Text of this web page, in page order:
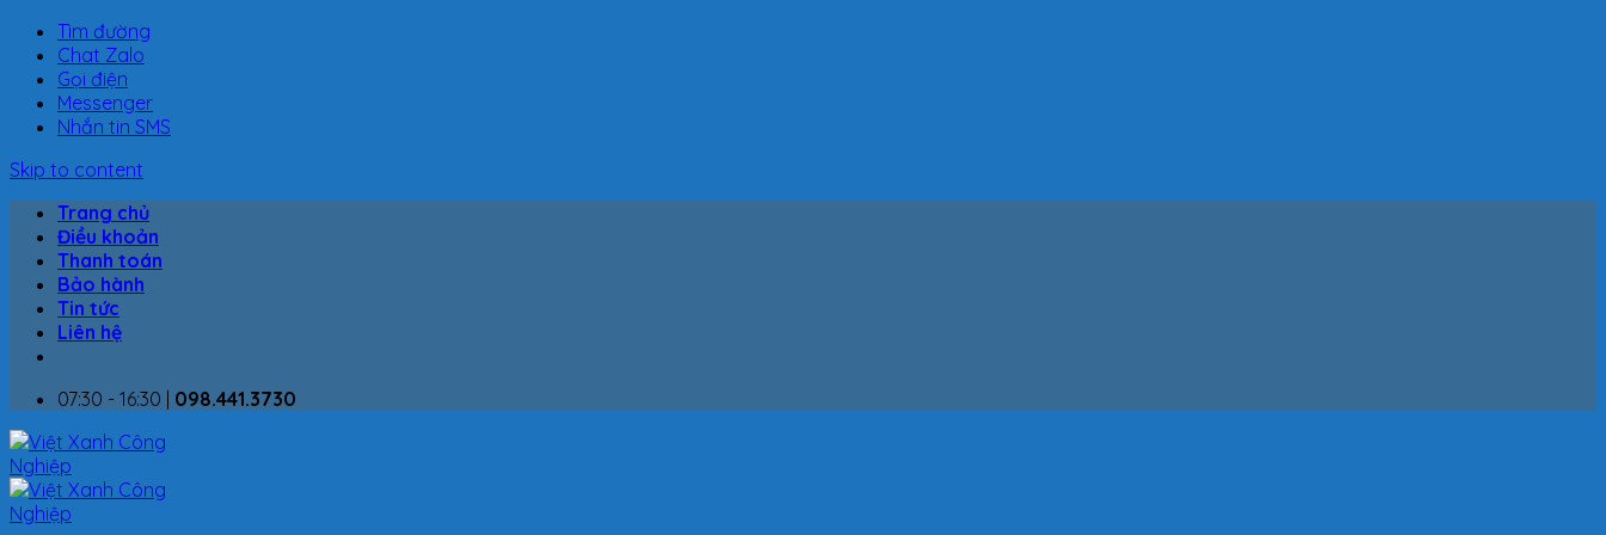
Tìm đường
Chat Zalo
Gọi điện
Messenger
Nhắn tin SMS
Skip to content
Trang chủ
Điều khoản
Thanh toán
Bảo hành
Tin tức
Liên hệ
07:30 - 16:30 | 098.441.3730